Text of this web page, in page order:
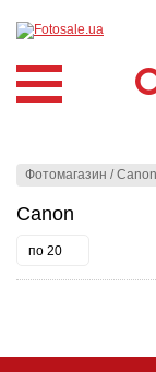
Фотомагазин /Canon
Canon
по 20